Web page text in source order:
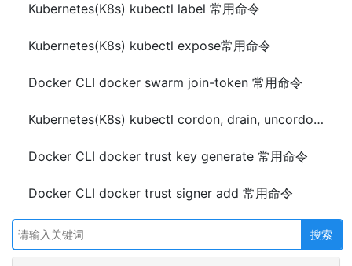
Kubernetes(K8s) kubectl label 常用命令
Kubernetes(K8s) kubectl expose常用命令
Docker CLI docker swarm join-token 常用命令
Kubernetes(K8s) kubectl cordon, drain, uncordon 常用命令
Docker CLI docker trust key generate 常用命令
Docker CLI docker trust signer add 常用命令